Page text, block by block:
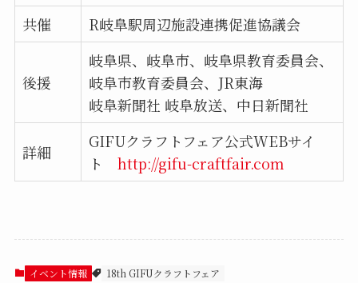
共催
R岐阜駅周辺施設連携促進協議会
後援
岐阜県、岐阜市、岐阜県教育委員会、
岐阜市教育委員会、JR東海
岐阜新聞社 岐阜放送、中日新聞社
詳細
GIFUクラフトフェア公式WEBサイ
ト http://gifu-craftfair.com
イベント情報 18th GIFUクラフトフェア